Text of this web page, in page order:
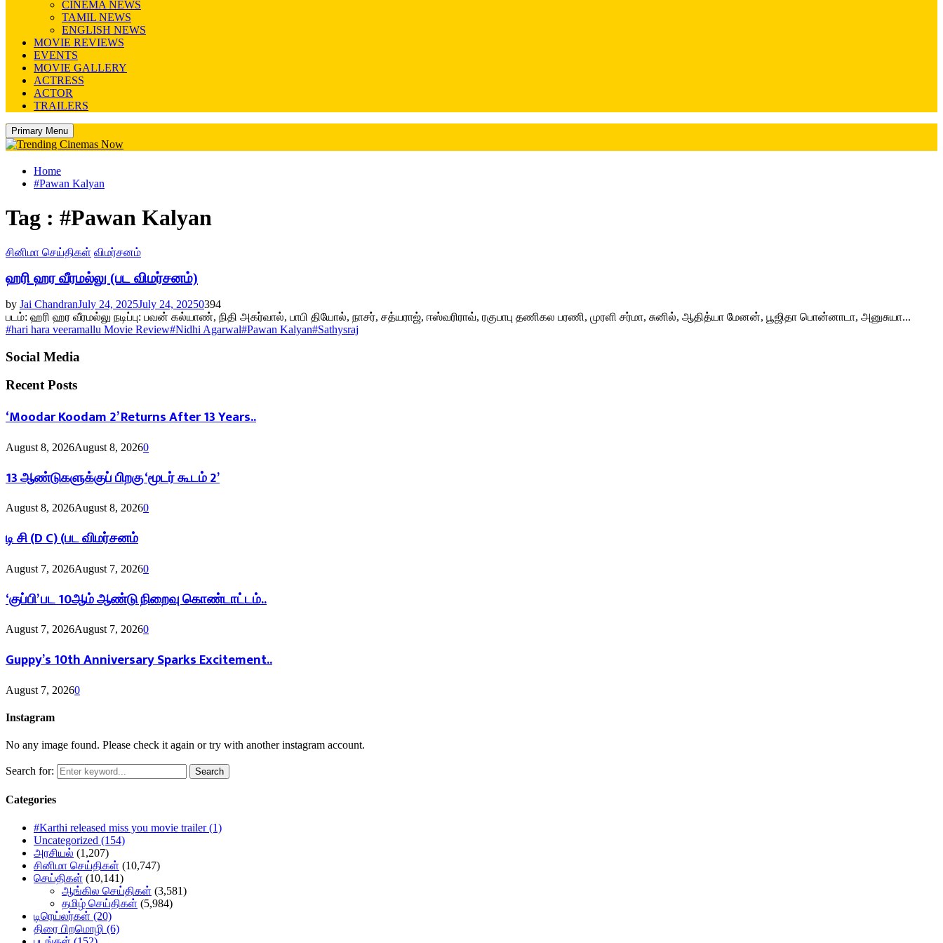
CINEMA NEWS
TAMIL NEWS
ENGLISH NEWS
MOVIE REVIEWS
EVENTS
MOVIE GALLERY
ACTRESS
ACTOR
TRAILERS
Primary Menu
Home
#Pawan Kalyan
Tag : #Pawan Kalyan
சினிமா செய்திகள் விமர்சனம்
ஹரி ஹர வீரமல்லு (பட விமர்சனம்)
by Jai ChandranJuly 24, 2025July 24, 20250394
படம்: ஹரி ஹர வீரமல்லு நடிப்பு: பவன் கல்யாண், நிதி அகர்வால், பாபி தியோல், நாசர், சத்யராஜ், ஈஸ்வரிராவ், ரகுபாபு தணிகல பரணி, முரளி சர்மா, சுனில், ஆதித்யா மேனன், பூஜிதா பொன்னாடா, அனுசுயா...
#hari hara veeramallu Movie Review#Nidhi Agarwal#Pawan Kalyan#Sathysraj
Social Media
Recent Posts
‘Moodar Koodam 2’ Returns After 13 Years..
August 8, 2026August 8, 20260
13 ஆண்டுகளுக்குப் பிறகு ‘மூடர் கூடம் 2’
August 8, 2026August 8, 20260
டி சி (D C) (பட விமர்சனம்
August 7, 2026August 7, 20260
‘குப்பி’ பட 10ஆம் ஆண்டு நிறைவு கொண்டாட்டம்..
August 7, 2026August 7, 20260
Guppy’s 10th Anniversary Sparks Excitement..
August 7, 20260
Instagram
No any image found. Please check it again or try with another instagram account.
Search for: Search
Categories
#Karthi released miss you movie trailer(1)
Uncategorized (154)
அரசியல் (1,207)
சினிமா செய்திகள் (10,747)
செய்திகள் (10,141)
ஆங்கில செய்திகள் (3,581)
தமிழ் செய்திகள் (5,984)
டிரெய்லர்கள் (20)
திரை பிறமொழி (6)